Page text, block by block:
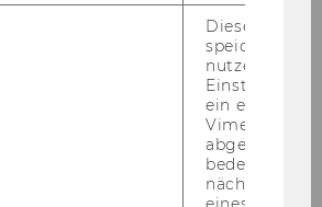
und Verwaltung
Die Regulierung von Hass im
Netz im Spannungsfeld zur
Freiheit der Meinungsäußerung
Dieses Cookie
speichert
ein
Vimeo-Video
abgespielt
bedeutet,
nächsten